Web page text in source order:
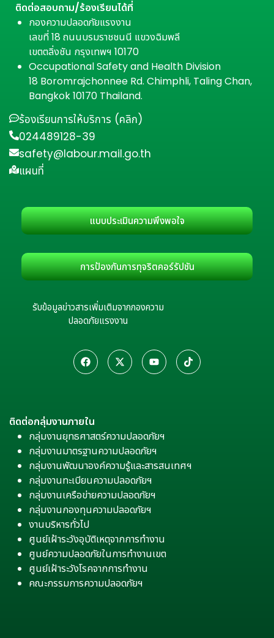
ติดต่อสอบถาม/ร้องเรียนได้ที่
กองความปลอดภัยแรงงาน
เลขที่ 18 ถนนบรมราชชนนี แขวงฉิมพลี
เขตตลิ่งชัน กรุงเทพฯ 10170
Occupational Safety and Health Division
18 Boromrajchonnee Rd. Chimphli, Taling Chan,
Bangkok 10170 Thailand.
ร้องเรียนการให้บริการ (คลิก)
024489128-39
safety@labour.mail.go.th
แผนที่
แบบประเมินความพึงพอใจ
การป้องกันการทุจริตคอร์รัปชัน
รับข้อมูลข่าวสารเพิ่มเติมจากกองความ
ปลอดภัยแรงงาน
ติดต่อกลุ่มงานภายใน
กลุ่มงานยุทธศาสตร์ความปลอดภัยฯ
กลุ่มงานมาตรฐานความปลอดภัยฯ
กลุ่มงานพัฒนาองค์ความรู้และสารสนเทศฯ
กลุ่มงานทะเบียนความปลอดภัยฯ
กลุ่มงานเครือข่ายความปลอดภัยฯ
กลุ่มงานกองทุนความปลอดภัยฯ
งานบริหารทั่วไป
ศูนย์เฝ้าระวังอุบัติเหตุจากการทำงาน
ศูนย์ความปลอดภัยในการทำงานเขต
ศูนย์เฝ้าระวังโรคจากการทำงาน
คณะกรรมการความปลอดภัยฯ